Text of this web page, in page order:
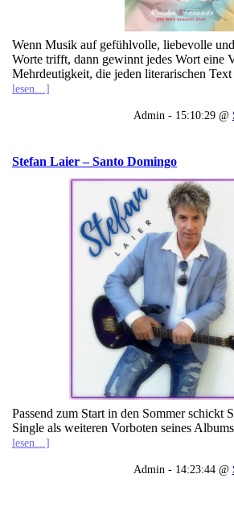
Wenn Musik auf gefühlvolle, liebevolle
Worte trifft, dann gewinnt jedes Wort eine
Mehrdeutigkeit, die jeden literarischen Text
lesen…]
Admin - 15:10:29 @
Stefan Laier – Santo Domingo
Passend zum Start in den Sommer schickt
Single als weiteren Vorboten seines
lesen…]
Admin - 14:23:44 @